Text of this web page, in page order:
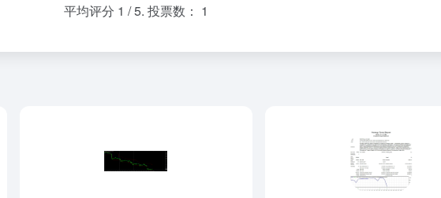
平均评分 1 / 5. 投票数： 1